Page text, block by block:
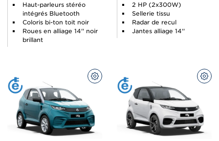
Haut-parleurs stéréo
intégrés Bluetooth
Coloris bi-ton toit noir
Roues en alliage 14'' noir
brillant
2 HP (2x300W)
Sellerie tissu
Radar de recul
Jantes alliage 14''
CONFIGUREZ